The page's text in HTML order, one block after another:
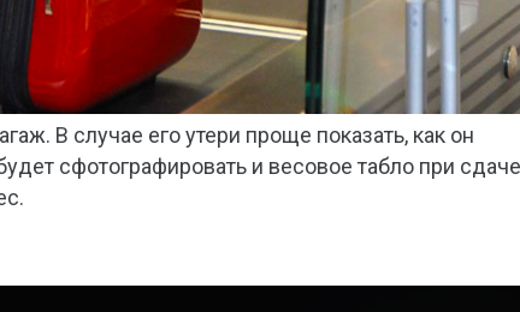
В случае его утери проще показать, как он
сфотографировать и весовое табло при сдаче